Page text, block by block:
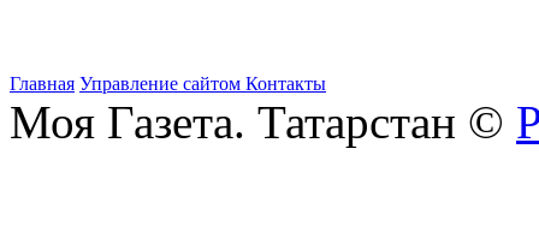
Главная Управление сайтом Контакты
Моя Газета. Татарстан ©